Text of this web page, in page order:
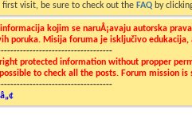
first visit, be sure to check out the FAQ by
kojim se naruÅ¡avaju autorska
poruka. Misija foruma je isključivo
protected information without propper
to check all the posts. Forum mission